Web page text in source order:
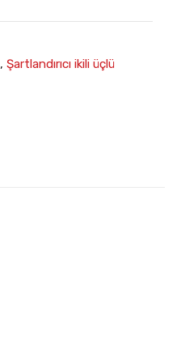
,Şartlandırıcı ikili üçlü